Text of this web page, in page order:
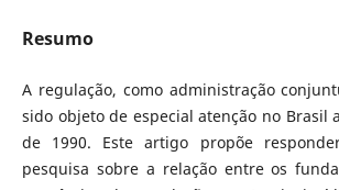
Resumo
A regulação, como administração
sido objeto de especial atenção no Brasil
de 1990. Este artigo propõe
pesquisa sobre a relação entre os